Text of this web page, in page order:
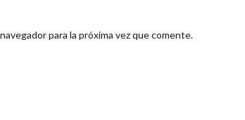
para la próxima vez que comente.